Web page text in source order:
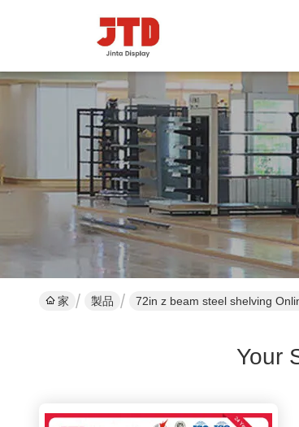
家 製品 72in z beam steel shelving
Your